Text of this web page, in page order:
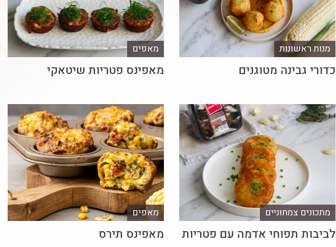
מנות ראשונות
כדורי גבינה מטוגנים
מאפים
מאפינס פטריות שיטאקי
מתכונים צמחוניים
לביבות תפוחי אדמה עם פטריות
מאפים
מאפינס תירס